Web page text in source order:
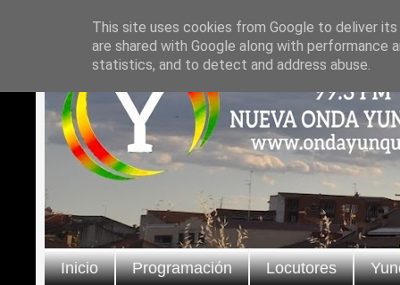
Inicio Programación Locutores
This site uses cookies from Google to deliver
are shared with Google along with
statistics, and to detect and address abuse.